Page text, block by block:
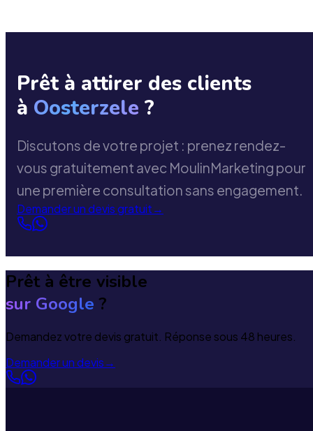
Prêt à attirer des clients
à Oosterzele ?
Discutons de votre projet : prenez rendez-
vous gratuitement avec MoulinMarketing pour
une première consultation sans engagement.
Demander un devis gratuit→
Prêt à être visible
sur Google ?
Demandez votre devis gratuit. Réponse sous 48 heures.
Demander un devis→